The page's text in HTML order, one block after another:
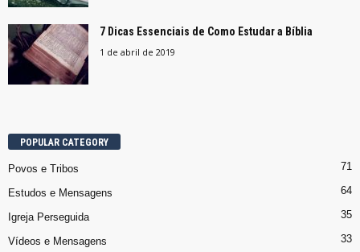
7 Dicas Essenciais de Como Estudar a Bíblia
1 de abril de 2019
POPULAR CATEGORY
Povos e Tribos 71
Estudos e Mensagens 64
Igreja Perseguida 35
Vídeos e Mensagens 33